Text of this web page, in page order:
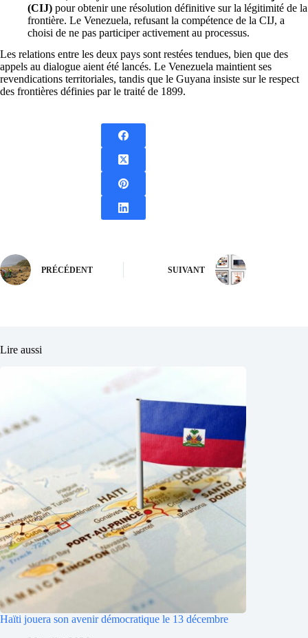
(CIJ) pour obtenir une résolution définitive sur la légitimité de la
frontière. Le Venezuela, refusant la compétence de la CIJ, a
choisi de ne pas participer activement au processus.
Les relations entre les deux pays sont restées tendues, bien que des
appels au dialogue aient été lancés. Le Venezuela maintient ses
revendications territoriales, tandis que le Guyana insiste sur le respect
des frontières définies par le traité de 1899.
PRÉCÉDENT SUIVANT
Lire aussi
Haïti jouera son avenir démocratique le 13 décembre